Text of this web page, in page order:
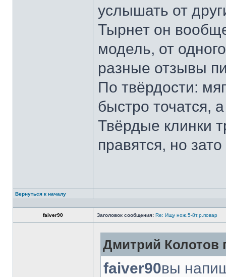
услышать от
Тырнет он
модель, от
разные отзывы
По твёрдости:
быстро точатся,
Твёрдые клинки
правятся, но
Вернуться к началу
faiver90 Заголовок сообщения: Re: Ищу нож.5-8т.р.повар
Дмитрий Колотов
faiver90вы